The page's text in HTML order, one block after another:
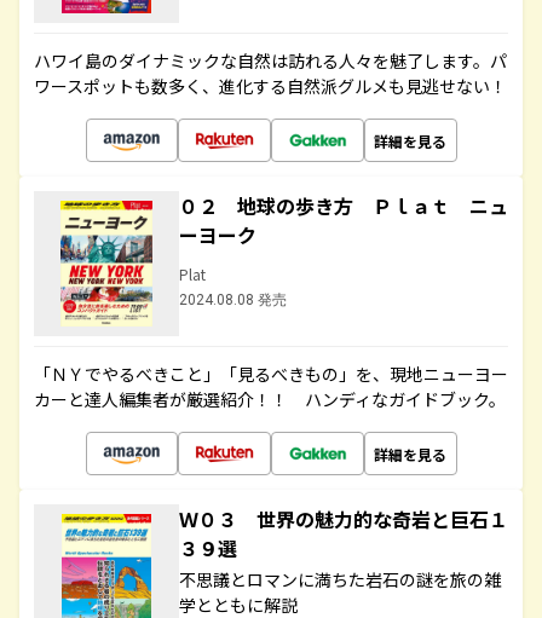
ハワイ島のダイナミックな自然は訪れる人々を魅了します。パ
ワースポットも数多く、進化する自然派グルメも見逃せない！
詳細を見る
０２ 地球の歩き方 Ｐｌａｔ ニュ
ーヨーク
Plat
2024.08.08 発売
「ＮＹでやるべきこと」「見るべきもの」を、現地ニューヨー
カーと達人編集者が厳選紹介！！ ハンディなガイドブック。
詳細を見る
Ｗ０３ 世界の魅力的な奇岩と巨石１
３９選
不思議とロマンに満ちた岩石の謎を旅の雑
学とともに解説